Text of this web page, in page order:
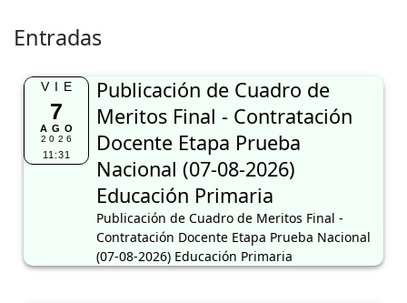
Entradas
VIE
7
AGO
2026
11:31
Publicación de Cuadro de
Meritos Final - Contratación
Docente Etapa Prueba
Nacional (07-08-2026)
Educación Primaria
Publicación de Cuadro de Meritos Final -
Contratación Docente Etapa Prueba Nacional
(07-08-2026) Educación Primaria